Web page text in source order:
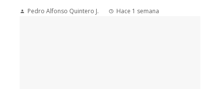
Pedro Alfonso Quintero J. Hace 1 semana